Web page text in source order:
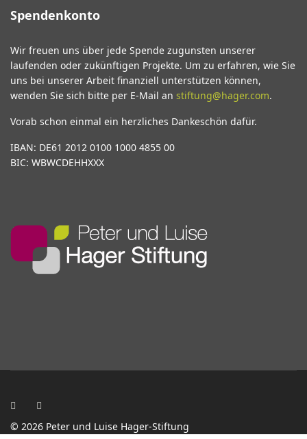
Spendenkonto
Wir freuen uns über jede Spende zugunsten unserer
laufenden oder zukünftigen Projekte. Um zu erfahren, wie Sie
uns bei unserer Arbeit finanziell unterstützen können,
wenden Sie sich bitte per E-Mail an stiftung@hager.com.
Vorab schon einmal ein herzliches Dankeschön dafür.
IBAN: DE61 2012 0100 1000 4855 00
BIC: WBWCDEHHXXX
© 2026 Peter und Luise Hager-Stiftung